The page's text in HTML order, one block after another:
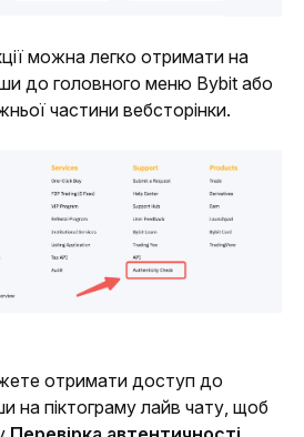
можна легко отримати на
до головного меню Bybit або
частини вебсторінки.
отримати доступ до
на піктограму лайв чату, щоб